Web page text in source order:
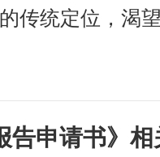
传统定位，渴
告申请书》